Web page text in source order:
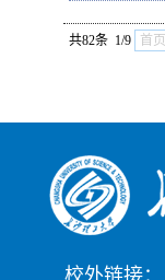
共82条 1/9 首页
校外链接：